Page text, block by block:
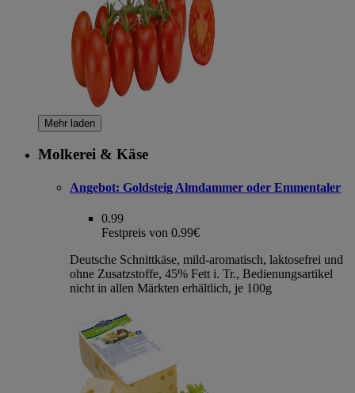
Mehr laden
Molkerei & Käse
Angebot: Goldsteig Almdammer oder Emmentaler
0.99
Festpreis von 0.99€
Deutsche Schnittkäse, mild-aromatisch, laktosefrei und
ohne Zusatzstoffe, 45% Fett i. Tr., Bedienungsartikel
nicht in allen Märkten erhältlich, je 100g